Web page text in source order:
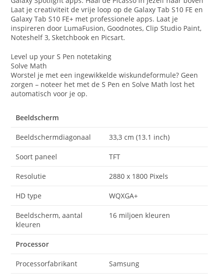
Laat je creativiteit de vrije loop op de Galaxy Tab S10 FE en
Galaxy Tab S10 FE+ met professionele apps. Laat je
inspireren door LumaFusion, Goodnotes, Clip Studio Paint,
Noteshelf 3, Sketchbook en Picsart.
Level up your S Pen notetaking
Solve Math
Worstel je met een ingewikkelde wiskundeformule? Geen
zorgen – noteer het met de S Pen en Solve Math lost het
automatisch voor je op.
Beeldscherm
Beeldschermdiagonaal 33,3 cm (13.1 inch)
Soort paneel TFT
Resolutie 2880 x 1800 Pixels
HD type WQXGA+
Beeldscherm, aantal
kleuren
16 miljoen kleuren
Processor
Processorfabrikant Samsung